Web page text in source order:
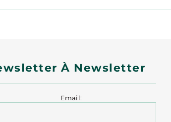
À Newsletter
Email: